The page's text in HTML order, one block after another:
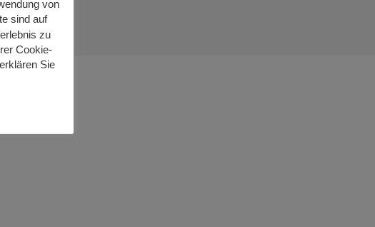
von
sind auf
zu
Cookie-
Sie